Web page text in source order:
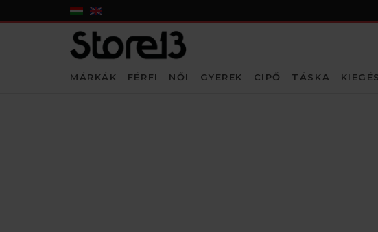
MÁRKÁK FÉRFI NŐI GYEREK CIPŐ TÁSKA